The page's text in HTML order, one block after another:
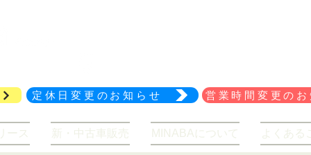
定休日変更のお知らせ 営業時間変更のお
ース 新・中古車販売 MINABAについて よくある